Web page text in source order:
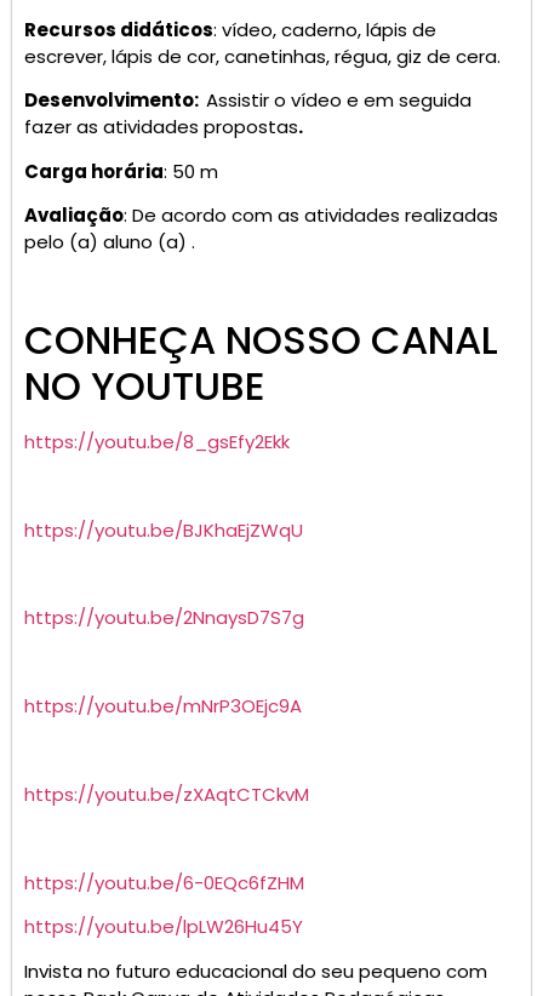
Recursos didáticos: vídeo, caderno, lápis de
escrever, lápis de cor, canetinhas, régua, giz de cera.
Desenvolvimento: Assistir o vídeo e em seguida
fazer as atividades propostas.
Carga horária: 50 m
Avaliação: De acordo com as atividades realizadas
pelo (a) aluno (a) .
CONHEÇA NOSSO CANAL
NO YOUTUBE
https://youtu.be/8_gsEfy2Ekk
https://youtu.be/BJKhaEjZWqU
https://youtu.be/2NnaysD7S7g
https://youtu.be/mNrP3OEjc9A
https://youtu.be/zXAqtCTCkvM
https://youtu.be/6-0EQc6fZHM
https://youtu.be/lpLW26Hu45Y
Invista no futuro educacional do seu pequeno com